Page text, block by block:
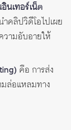
นเทอร์เน็ต
ำคลิปวิดีโอไปเผย
วามอับอายให้
คือ การส่ง
ล่อแหลมทาง